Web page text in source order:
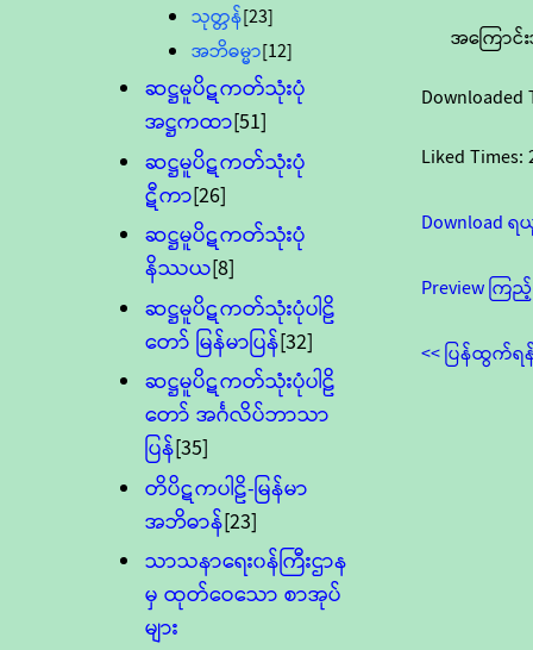
သုတ္တန်[23]
အဘိဓမ္မာ[12]
ဆဋ္ဌမူပိဋကတ်သုံးပုံ
အဋ္ဌကထာ[51]
ဆဋ္ဌမူပိဋကတ်သုံးပုံ
ဋီကာ[26]
ဆဋ္ဌမူပိဋကတ်သုံးပုံ
နိဿယ[8]
ဆဋ္ဌမူပိဋကတ်သုံးပုံပါဠိ
တော် မြန်မာပြန်[32]
ဆဋ္ဌမူပိဋကတ်သုံးပုံပါဠိ
တော် အင်္ဂလိပ်ဘာသာ
ပြန်[35]
တိပိဋကပါဠိ-မြန်မာ
အဘိဓာန်[23]
သာသနာရေး၀န်ကြီးဌာန
မှ ထုတ်ဝေသော စာအုပ်
များ
အကြောင်
Downloaded
Liked Times:
Download
Preview ကြ
<< ပြန်ထွက်ရ